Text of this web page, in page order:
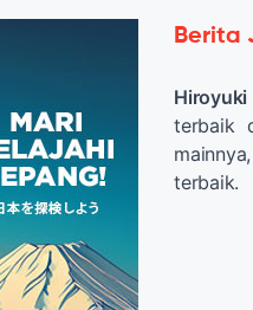
Berita
terbaik
mainnya,
terbaik.